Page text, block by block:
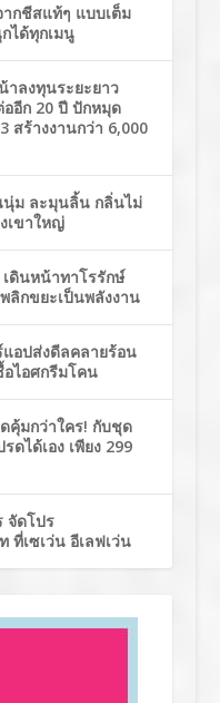
กชีสแท้ๆ แบบเต็ม
ได้ทุกเมนู
าลงทุนระยะยาว
อีก 20 ปี ปักหมุด
สร้างงานกว่า 6,000
นุ่ม ละมุนลิ้น กลิ่นไม่
เขาใหญ่
ดินหน้าทาโรรักษ์
ลิกขยะเป็นพลังงาน
อปส่งดีลคลายร้อน
ไอศกรีมโคน
คุ้มกว่าใคร! กับชุด
ดได้เอง เพียง 299
จัดโปร
ที่เซเว่น อีเลฟเว่น